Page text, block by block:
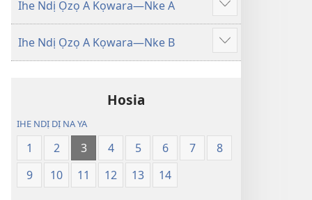
Ihe Ndị Ọzọ A Kọwara—Nke A Gosikwuo
Ihe Ndị Ọzọ A Kọwara—Nke B Gosikwuo
Hosia
IHE NDỊ DỊ NA YA
1 2 3 4 5 6 7
8
9
10 11 12 13 14